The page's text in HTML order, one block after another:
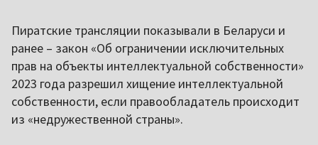
Пиратские трансляции показывали в Беларуси и
ранее – закон «Об ограничении исключительных
прав на объекты интеллектуальной собственности»
2023 года разрешил хищение интеллектуальной
собственности, если правообладатель происходит
из «недружественной страны».